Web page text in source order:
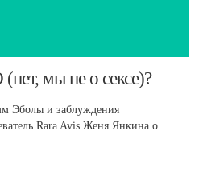
мы не о сексе)?
Эболы и заблуждения
Rara Avis Женя Янкина о